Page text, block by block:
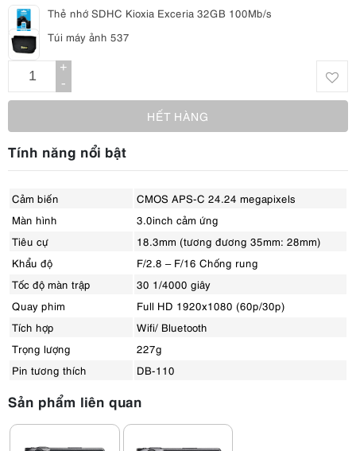
Thẻ nhớ SDHC Kioxia Exceria 32GB 100Mb/s
Túi máy ảnh 537
+
-
HẾT HÀNG
Tính năng nổi bật
Cảm biến
CMOS APS-C 24.24 megapixels
Màn hình
3.0inch cảm ứng
Tiêu cự
18.3mm (tương đương 35mm: 28mm)
Khẩu độ
F/2.8 – F/16 Chống rung
Tốc độ màn trập
30 1/4000 giây
Quay phim
Full HD 1920x1080 (60p/30p)
Tích hợp
Wifi/ Bluetooth
Trọng lượng
227g
Pin tương thích
DB-110
Sản phẩm liên quan